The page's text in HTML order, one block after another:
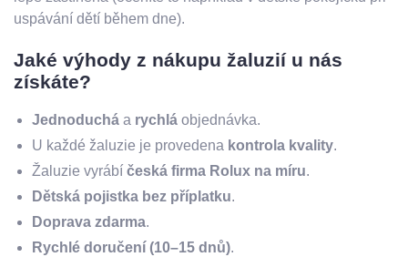
uspávání dětí během dne).
Jaké výhody z nákupu žaluzií u nás
získáte?
Jednoduchá a rychlá objednávka.
U každé žaluzie je provedena kontrola kvality.
Žaluzie vyrábí česká firma Rolux na míru.
Dětská pojistka bez příplatku.
Doprava zdarma.
Rychlé doručení (10–15 dnů).